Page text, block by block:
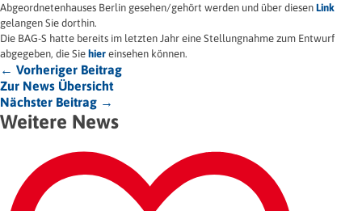
Abgeordnetenhauses Berlin gesehen/gehört werden und über diesen Link
gelangen Sie dorthin.
Die BAG-S hatte bereits im letzten Jahr eine Stellungnahme zum Entwurf
abgegeben, die Sie hier einsehen können.
← Vorheriger Beitrag
Zur News Übersicht
Nächster Beitrag →
Weitere News